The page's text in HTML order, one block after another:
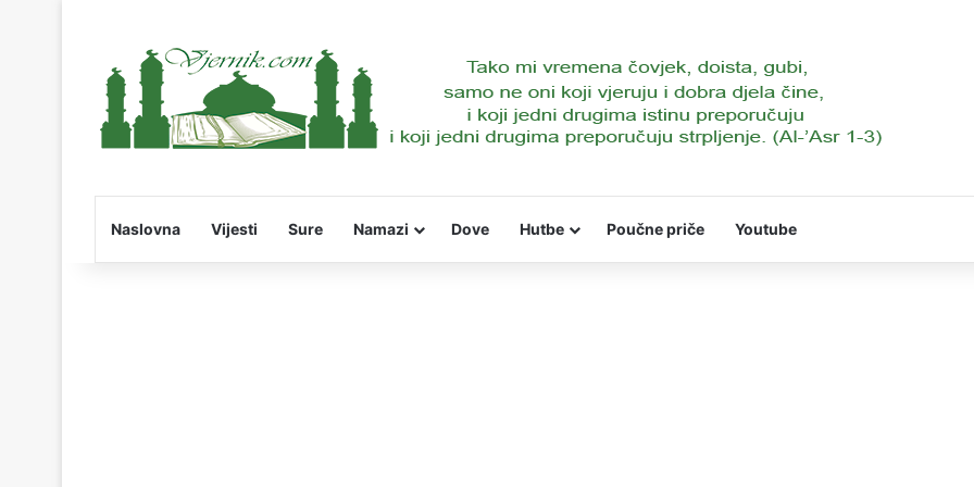
Naslovna Vijesti Sure Namazi Dove Hutbe Poučne priče Youtube